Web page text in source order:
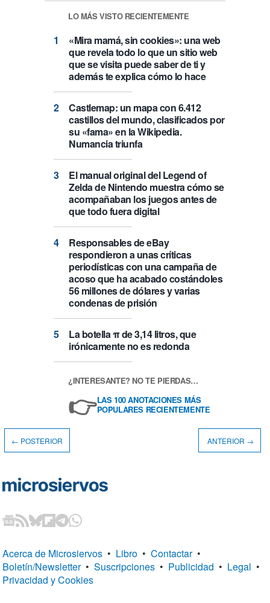
LO MÁS VISTO RECIENTEMENTE
«Mira mamá, sin cookies»: una web
que revela todo lo que un sitio web
que se visita puede saber de ti y
además te explica cómo lo hace
Castlemap: un mapa con 6.412
castillos del mundo, clasificados por
su «fama» en la Wikipedia.
Numancia triunfa
El manual original del Legend of
Zelda de Nintendo muestra cómo se
acompañaban los juegos antes de
que todo fuera digital
Responsables de eBay
respondieron a unas críticas
periodísticas con una campaña de
acoso que ha acabado costándoles
56 millones de dólares y varias
condenas de prisión
La botella π de 3,14 litros, que
irónicamente no es redonda
¿INTERESANTE? NO TE PIERDAS…
👉LAS 100 ANOTACIONES MÁS
POPULARES RECIENTEMENTE
← POSTERIOR ANTERIOR →
Acerca de Microsiervos • Libro • Contactar •
Boletín/Newsletter • Suscripciones • Publicidad • Legal •
Privacidad y Cookies